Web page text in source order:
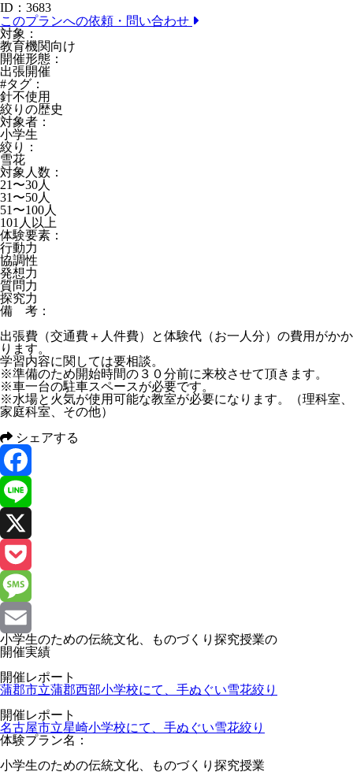
ID：3683
このプランへの依頼・問い合わせ
対象：
教育機関向け
開催形態：
出張開催
#タグ：
針不使用
絞りの歴史
対象者：
小学生
絞り：
雪花
対象人数：
21〜30人
31〜50人
51〜100人
101人以上
体験要素：
行動力
協調性
発想力
質問力
探究力
備 考：
出張費（交通費＋人件費）と体験代（お一人分）の費用がかか
ります。
学習内容に関しては要相談。
※準備のため開始時間の３０分前に来校させて頂きます。
※車一台の駐車スペースが必要です。
※水場と火気が使用可能な教室が必要になります。（理科室、
家庭科室、その他）
シェアする
Facebook
Line
X
Pocket
Message
Email
小学生のための伝統文化、ものづくり探究授業の
開催実績
開催レポート
蒲郡市立蒲郡西部小学校にて、手ぬぐい雪花絞り
開催レポート
名古屋市立星崎小学校にて、手ぬぐい雪花絞り
体験プラン名：
小学生のための伝統文化、ものづくり探究授業